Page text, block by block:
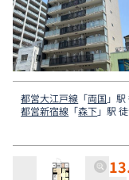
都営大江戸線 「両国 」
都営新宿線 「森下」駅